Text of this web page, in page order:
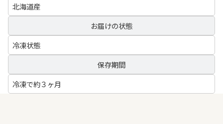
北海道産
お届けの状態
冷凍状態
保存期間
冷凍で約３ヶ月